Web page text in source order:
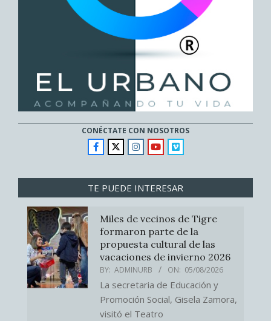
CONÉCTATE CON NOSOTROS
TE PUEDE INTERESAR
Miles de vecinos de Tigre
formaron parte de la
propuesta cultural de las
vacaciones de invierno 2026
BY: ADMINURB ON: 05/08/2026
La secretaria de Educación y
Promoción Social, Gisela Zamora,
visitó el Teatro